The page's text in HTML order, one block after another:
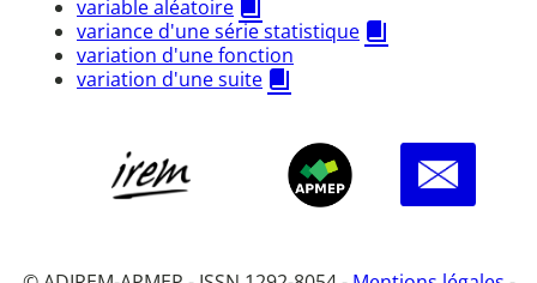
variable aléatoire
variance d'une série statistique
variation d'une fonction
variation d'une suite